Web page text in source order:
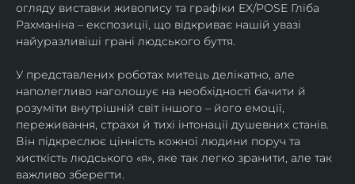
огляду виставки живопису та графіки EX/POSE Гліба
Рахманіна – експозиції, що відкриває нашій увазі
найуразливіші грані людського буття.
У представлених роботах митець делікатно, але
наполегливо наголошує на необхідності бачити й
розуміти внутрішній світ іншого – його емоції,
переживання, страхи й тихі інтонації душевних станів.
Він підкреслює цінність кожної людини поруч та
хисткість людського «я», яке так легко зранити, але так
важливо зберегти.